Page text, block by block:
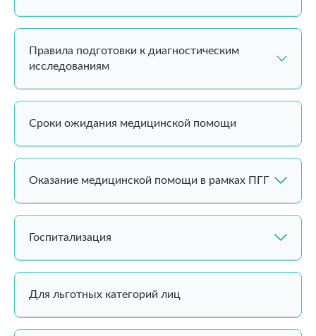
Правила подготовки к диагностическим
исследованиям
Сроки ожидания медицинской помощи
Оказание медицинской помощи в рамках ПГГ
Госпитализация
Для льготных категорий лиц